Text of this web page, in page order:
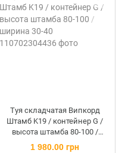
Туя складчатая Випкорд
Штамб K19 / контейнер G /
высота штамба 80-100 /
ширина 30-40
1 980.00 грн